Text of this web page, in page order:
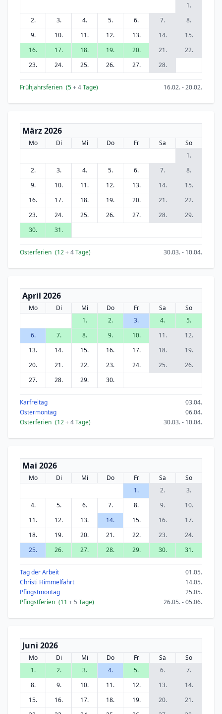
1.
2.
3. 4. 5. 6. 7.
8.
9.
10. 11. 12. 13. 14.
15.
16.
17. 18. 19. 20. 21.
22.
23.
24. 25. 26. 27. 28.
Frühjahrsferien (5+ 4Tage) 16.02. - 20.02.
März 2026
Mo Di Mi Do Fr Sa
So
1.
2.
3. 4. 5. 6. 7.
8.
9.
10. 11. 12. 13. 14.
15.
16.
17. 18. 19. 20. 21.
22.
23.
24. 25. 26. 27. 28.
29.
30.
31.
Osterferien (12+ 4Tage) 30.03. - 10.04.
April 2026
Mo Di Mi Do Fr Sa
So
1.
2. 3. 4.
5.
6.
7. 8. 9. 10. 11.
12.
13.
14. 15. 16. 17. 18.
19.
20.
21. 22. 23. 24. 25.
26.
27.
28. 29. 30.
Karfreitag
03.04.
Ostermontag
06.04.
Osterferien (12+ 4Tage) 30.03. - 10.04.
Mai 2026
Mo Di Mi Do Fr Sa
So
1.
2.
3.
4.
5. 6. 7. 8. 9.
10.
11.
12. 13. 14. 15. 16.
17.
18.
19. 20. 21. 22. 23.
24.
25.
26. 27. 28. 29. 30. 31.
Tag der Arbeit
01.05.
Christi Himmelfahrt
14.05.
Pfingstmontag
25.05.
Pfingstferien (11 + 5 Tage) 26.05. - 05.06.
Juni 2026
Mo Di Mi Do Fr Sa
So
1.
2. 3. 4. 5. 6.
7.
8.
9. 10. 11. 12. 13.
14.
15.
16. 17. 18. 19. 20.
21.